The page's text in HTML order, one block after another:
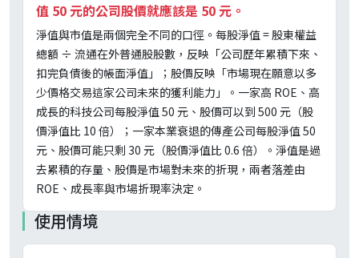
值 50 元的公司股價就應該是 50 元。
淨值與市值是兩個完全不同的口徑。每股淨值 = 股東權益
總額 ÷ 流通在外普通股股數，反映「公司歷年累積下來、
扣完負債後的帳面淨值」；股價反映「市場現在願意以多
少價格交易這家公司未來的獲利能力」。一家高 ROE、高
成長的科技公司每股淨值 50 元、股價可以到 500 元（股
價淨值比 10 倍）；一家本業衰退的傳產公司每股淨值 50
元、股價可能只剩 30 元（股價淨值比 0.6 倍）。淨值是過
去累積的存量、股價是市場對未來的折現，兩者落差由
ROE、成長率與市場折現率決定。
使用情境